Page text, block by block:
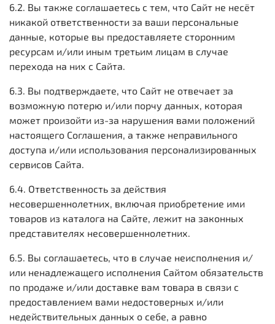
6.2. Вы также соглашаетесь с тем, что Сайт не несёт
никакой ответственности за ваши персональные
данные, которые вы предоставляете сторонним
ресурсам и/или иным третьим лицам в случае
перехода на них с Сайта.
6.3. Вы подтверждаете, что Сайт не отвечает за
возможную потерю и/или порчу данных, которая
может произойти из-за нарушения вами положений
настоящего Соглашения, а также неправильного
доступа и/или использования персонализированных
сервисов Сайта.
6.4. Ответственность за действия
несовершеннолетних, включая приобретение ими
товаров из каталога на Сайте, лежит на законных
представителях несовершеннолетних.
6.5. Вы соглашаетесь, что в случае неисполнения и/
или ненадлежащего исполнения Сайтом обязательств
по продаже и/или доставке вам товара в связи с
предоставлением вами недостоверных и/или
недействительных данных о себе, а равно